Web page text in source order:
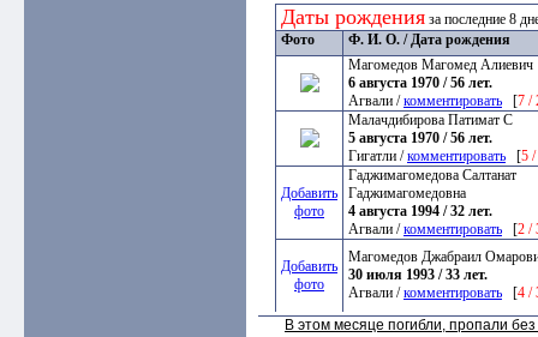
Даты рождения за последние 8
Фото
Ф. И. О. / Дата рождения
Магомедов Магомед Алиевич
6 августа 1970 / 56 лет.
Агвали /комментировать [7 /
Малачдибирова Патимат С
5 августа 1970 / 56 лет.
Гигатли /комментировать [5
Добавить
фото
Гаджимагомедова Салтанат
Гаджимагомедовна
4 августа 1994 / 32 лет.
Агвали /комментировать [2 /
Добавить
фото
Магомедов Джабраил
30 июля 1993 / 33 лет.
Агвали /комментировать [4 /
В этом месяце погибли, пропали